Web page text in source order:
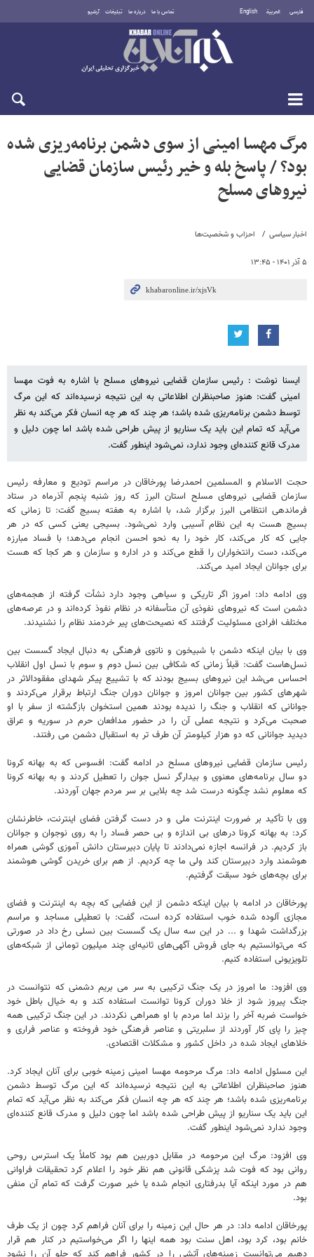
فارسی العربية English تماس با ما درباره ما تبلیغات آرشیو
یکشنبه ۱۸ مرداد ۱۴۰۵
اخبار سیاسی احزاب و شخصیت‌ها
۵ آذر ۱۴۰۱ - ۱۳:۴۵
مرگ مهسا امینی از سوی دشمن برنامه‌ریزی شده
بود؟ / پاسخ بله و خیر رئیس سازمان قضایی
نیروهای مسلح
ایسنا نوشت : رئیس سازمان قضایی نیروهای مسلح با اشاره به فوت مهسا
امینی گفت: هنوز صاحبنظران اطلاعاتی به این نتیجه نرسیده‌اند که این مرگ
توسط دشمن برنامه‌ریزی شده باشد؛ هر چند که هر چه انسان فکر می‌کند به نظر
می‌آید که تمام این باید یک سناریو از پیش طراحی شده باشد اما چون دلیل و
مدرک قانع کننده‌ای وجود ندارد، نمی‌شود اینطور گفت.
حجت الاسلام و المسلمین احمدرضا پورخاقان در مراسم تودیع و معارفه رئیس
سازمان قضایی نیروهای مسلح استان البرز که روز شنبه پنجم آذرماه در ستاد
فرماندهی انتظامی البرز برگزار شد، با اشاره به هفته بسیج گفت: تا زمانی که
بسیج هست به این نظام آسیبی وارد نمی‌شود. بسیجی یعنی کسی که در هر
جایی که کار می‌کند، کار خود را به نحو احسن انجام می‌دهد؛ با فساد مبارزه
می‌کند، دست رانتخواران را قطع می‌کند و در اداره و سازمان و هر کجا که هست
برای جوانان ایجاد امید می‌کند.
وی ادامه داد: امروز اگر تاریکی و سیاهی وجود دارد نشأت گرفته از هجمه‌های
دشمن است که نیروهای نفوذی آن متأسفانه در نظام نفوذ کرده‌اند و در عرصه‌های
مختلف افرادی مسئولیت گرفتند که نصیحت‌های پیر خردمند نظام را نشنیدند.
وی با بیان اینکه دشمن با شبیخون و ناتوی فرهنگی به دنبال ایجاد گسست بین
نسل‌هاست گفت: قبلاً زمانی که شکافی بین نسل دوم و سوم با نسل اول انقلاب
احساس می‌شد این نیروهای بسیج بودند که با تشییع پیکر شهدای مفقودالاثر در
شهرهای کشور بین جوانان امروز و جوانان دوران جنگ ارتباط برقرار می‌کردند و
جوانانی که انقلاب و جنگ را ندیده بودند همین استخوان بازگشته از سفر با او
صحبت می‌کرد و نتیجه عملی آن را در حضور مدافعان حرم در سوریه و عراق
دیدید جوانانی که دو هزار کیلومتر آن طرف تر به استقبال دشمن می رفتند.
رئیس سازمان قضایی نیروهای مسلح در ادامه گفت: افسوس که به بهانه کرونا
دو سال برنامه‌های معنوی و بیدارگر نسل جوان را تعطیل کردند و به بهانه کرونا
که معلوم نشد چگونه درست شد چه بلایی بر سر مردم جهان آوردند.
وی با تأکید بر ضرورت اینترنت ملی و در دست گرفتن فضای اینترنت، خاطرنشان
کرد: به بهانه کرونا درهای بی اندازه و بی حصر فساد را به روی نوجوان و جوانان
باز کردیم. در فرانسه اجازه نمی‌دادند تا پایان دبیرستان دانش آموزی گوشی همراه
هوشمند وارد دبیرستان کند ولی ما چه کردیم. از هم برای خریدن گوشی هوشمند
برای بچه‌های خود سبقت گرفتیم.
پورخاقان در ادامه با بیان اینکه دشمن از این فضایی که بچه به اینترنت و فضای
مجازی آلوده شده خوب استفاده کرده است، گفت: با تعطیلی مساجد و مراسم
بزرگداشت شهدا و ... در این سه سال یک گسست بین نسلی رخ داد در صورتی
که می‌توانستیم به جای فروش آگهی‌های ثانیه‌ای چند میلیون تومانی از شبکه‌های
تلویزیونی استفاده کنیم.
وی افزود: ما امروز در یک جنگ ترکیبی به سر می بریم دشمنی که نتوانست در
جنگ پیروز شود از خلا دوران کرونا توانست استفاده کند و به خیال باطل خود
خواست ضربه آخر را بزند اما مردم با او همراهی نکردند. در این جنگ ترکیبی همه
چیز را پای کار آوردند از سلبریتی و عناصر فرهنگی خود فروخته و عناصر فراری و
خلاهای ایجاد شده در داخل کشور و مشکلات اقتصادی.
این مسئول ادامه داد: مرگ مرحومه مهسا امینی زمینه خوبی برای آنان ایجاد کرد.
هنوز صاحبنظران اطلاعاتی به این نتیجه نرسیده‌اند که این مرگ توسط دشمن
برنامه‌ریزی شده باشد؛ هر چند که هر چه انسان فکر می‌کند به نظر می‌آید که تمام
این باید یک سناریو از پیش طراحی شده باشد اما چون دلیل و مدرک قانع کننده‌ای
وجود ندارد نمی‌شود اینطور گفت.
وی افزود: مرگ این مرحومه در مقابل دوربین هم بود کاملاً یک استرس روحی
روانی بود که فوت شد پزشکی قانونی هم نظر خود را اعلام کرد تحقیقات فراوانی
هم در مورد اینکه آیا بدرفتاری انجام شده یا خیر صورت گرفت که تمام آن منفی
بود.
پورخاقان ادامه داد: در هر حال این زمینه را برای آنان فراهم کرد چون از یک طرف
خانم بود، کرد بود، اهل سنت بود همه اینها را اگر می‌خواستیم در کنار هم قرار
دهیم می‌توانست زمینه‌های آتشی را در کشور فراهم کند که جلو آن را نشود